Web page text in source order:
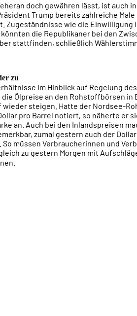
doch gewähren lässt, ist auch
Trump bereits zahlreiche
Zugeständnisse wie die Einwilligung
die Republikaner bei den
stattfinden, schließlich
zu
im Hinblick auf Regelung
Ölpreise an den Rohstoffbörsen in
wieder steigen. Hatte der Nordsee-
pro Barrel notiert, so näherte er
an. Auch bei den Inlandspreisen
zumal gestern auch der
müssen Verbraucherinnen und
zu gestern Morgen mit